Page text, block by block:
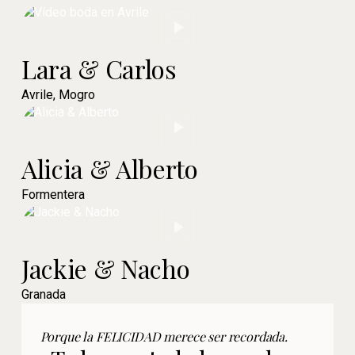
Lara & Carlos
Avrile, Mogro
Alicia & Alberto
Formentera
Jackie & Nacho
Granada
Porque la FELICIDAD merece ser recordada.